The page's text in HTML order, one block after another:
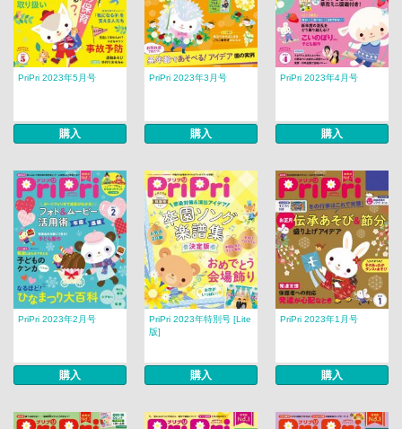
PriPri 2023年5月号
購入
PriPri 2023年3月号
購入
PriPri 2023年4月号
購入
PriPri 2023年2月号
購入
PriPri 2023年特別号 [Lite
版]
購入
PriPri 2023年1月号
購入